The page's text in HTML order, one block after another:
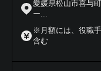
愛媛県松山市喜与
ー...
※月額には、役職
含む